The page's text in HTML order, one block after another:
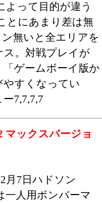
よって目的が違う
とにあまり差は無
無いと全エリアを
。対戦プレイが
ゲームボーイ版か
やすくなってい
7,7,7,7
マックスバージョ
月7日ハドソン
一人用ボンバーマ